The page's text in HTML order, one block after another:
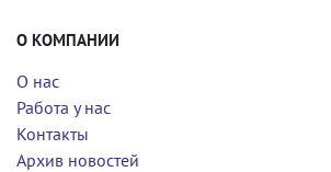
О КОМПАНИИ
О нас
Работа у нас
Контакты
Архив новостей